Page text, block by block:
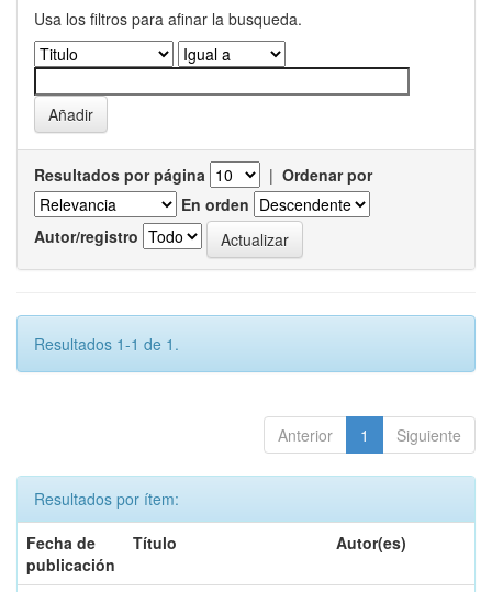
Usa los filtros para afinar la busqueda.
Resultados por página | Ordenar por
En orden
Autor/registro
Resultados 1-1 de 1.
Anterior 1 Siguiente
Resultados por ítem:
Fecha de
publicación
Título Autor(es)